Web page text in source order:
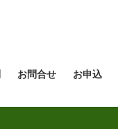
お問合せ お申込